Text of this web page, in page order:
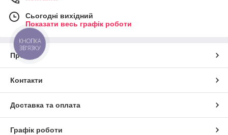
Сьогодні вихідний
Показати весь графік роботи
Про нас
Контакти
Доставка та оплата
Графік роботи
КНОПКА
ЗВ'ЯЗКУ